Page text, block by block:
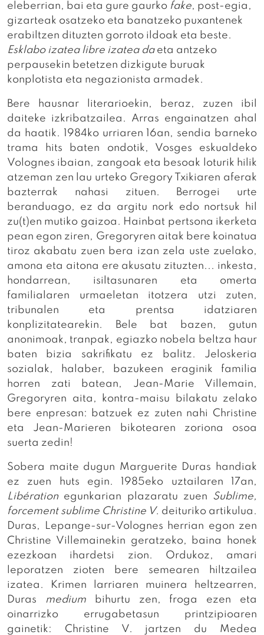
eleberrian, bai eta gure gaurko fake, post-egia,
gizarteak osatzeko eta banatzeko puxantenek
erabiltzen dituzten gorroto ildoak eta beste.
Esklabo izatea libre izatea daeta antzeko
perpausekin betetzen dizkigute buruak
konplotista eta negazionista armadek.
Bere hausnar literarioekin, beraz, zuzen ibil
daiteke izkribatzailea. Arras engainatzen ahal
da haatik. 1984ko urriaren 16an, sendia barneko
trama hits baten ondotik, Vosges eskualdeko
Volognes ibaian, zangoak eta besoak loturik hilik
atzeman zen lau urteko Gregory Txikiaren aferak
bazterrak nahasi zituen. Berrogei urte
beranduago, ez da argitu nork edo nortsuk hil
zu(t)en mutiko gaizoa. Hainbat pertsona ikerketa
pean egon ziren, Gregoryren aitak bere koinatua
tiroz akabatu zuen bera izan zela uste zuelako,
amona eta aitona ere akusatu zituzten... inkesta,
hondarrean, isiltasunaren eta omerta
familialaren urmaeletan itotzera utzi zuten,
tribunalen eta prentsa idatziaren
konplizitatearekin. Bele bat bazen, gutun
anonimoak, tranpak, egiazko nobela beltza haur
baten bizia sakrifikatu ez balitz. Jeloskeria
sozialak, halaber, bazukeen eraginik familia
horren zati batean, Jean-Marie Villemain,
Gregoryren aita, kontra-maisu bilakatu zelako
bere enpresan: batzuek ez zuten nahi Christine
eta Jean-Marieren bikotearen zoriona osoa
suerta zedin!
Sobera maite dugun Marguerite Duras handiak
ez zuen huts egin. 1985eko uztailaren 17an,
Libération egunkarian plazaratu zuen Sublime,
forcement sublime Christine V. deituriko artikulua.
Duras, Lepange-sur-Volognes herrian egon zen
Christine Villemainekin geratzeko, baina honek
ezezkoan ihardetsi zion. Ordukoz, amari
leporatzen zioten bere semearen hiltzailea
izatea. Krimen larriaren muinera heltzearren,
Duras mediumbihurtu zen, froga ezen eta
oinarrizko errugabetasun printzipioaren
gainetik: Christine V. jartzen du Medea